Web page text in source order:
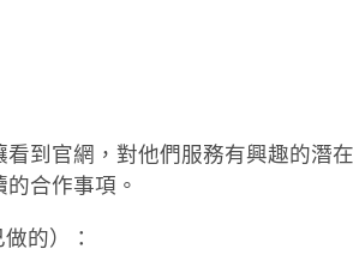
到官網，對他們服務有興趣的潛
合作事項。
的）：